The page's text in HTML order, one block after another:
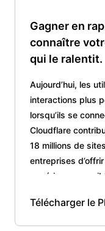
Gagner en
connaître
qui le ralentit.
Aujourd’hui, les
interactions plus
lorsqu’ils se
Cloudflare
18 millions de
entreprises
expérience
Télécharger le